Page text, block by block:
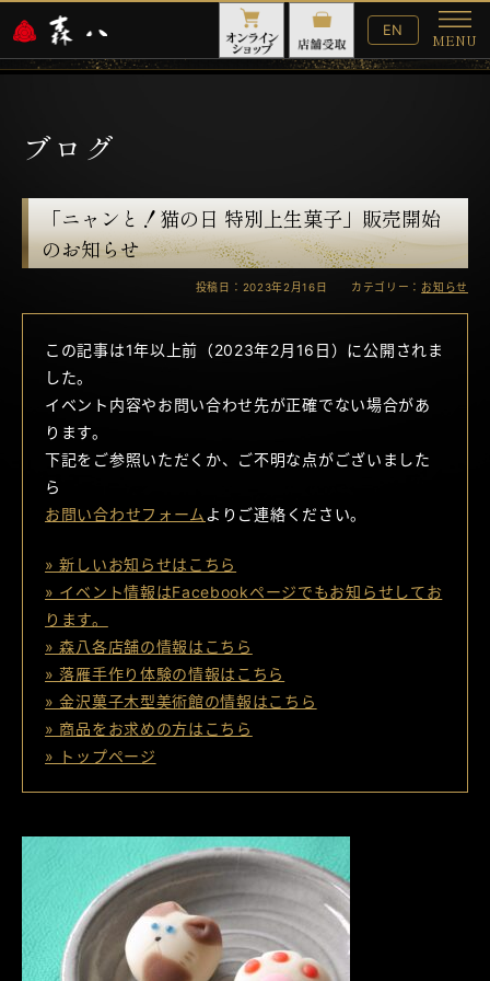
English
Website
EN
MENU
メ
ニ
ブログ
「ニャンと！猫の日 特別上生菓子」販売開始
のお知らせ
投稿日：2023年2月16日 カテゴリー： お知らせ
この記事は1年以上前（2023年2月16日）に公開されま
した。
イベント内容やお問い合わせ先が正確でない場合があ
ります。
下記をご参照いただくか、ご不明な点がございました
ら
お問い合わせフォームよりご連絡ください。
» 新しいお知らせはこちら
» イベント情報はFacebookページでもお知らせしてお
ります。
» 森八各店舗の情報はこちら
» 落雁手作り体験の情報はこちら
» 金沢菓子木型美術館の情報はこちら
» 商品をお求めの方はこちら
» トップページ